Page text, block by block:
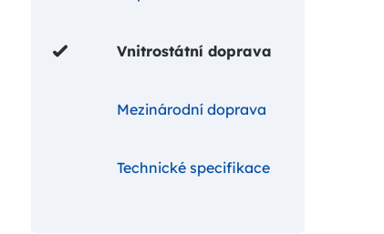
Vnitrostátní doprava
Mezinárodní doprava
Technické specifikace